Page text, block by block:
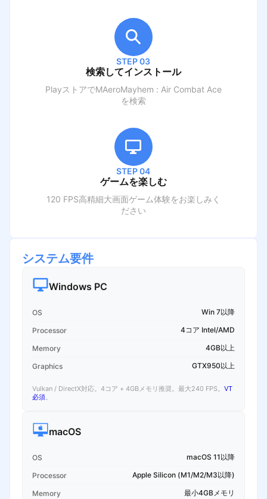
STEP 03
検索してインストール
PlayストアでMAeroMayhem : Air Combat Ace
を検索
STEP 04
ゲームを楽しむ
120 FPS高精細大画面ゲーム体験をお楽しみく
ださい
システム要件
Windows PC
OS Win 7以降
Processor 4コア Intel/AMD
Memory 4GB以上
Graphics GTX950以上
Vulkan / DirectX対応。4コア + 4GBメモリ推奨。最大240 FPS。 VT
必須。
macOS
OS macOS 11以降
Processor Apple Silicon (M1/M2/M3以降)
Memory 最小4GBメモリ